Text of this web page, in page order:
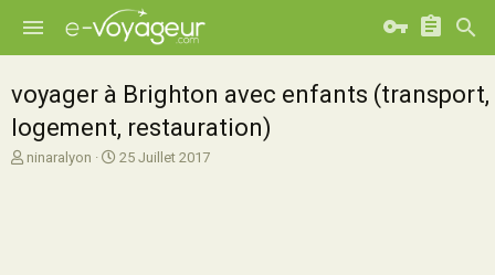
voyager à Brighton avec enfants (transport,
logement, restauration)
A
ninaralyon
D
25 Juillet 2017